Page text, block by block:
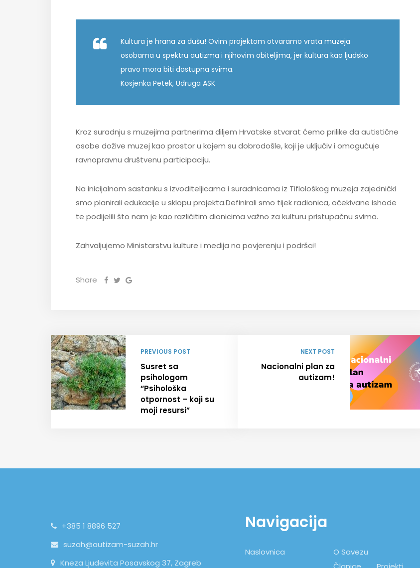
Kultura je hrana za dušu! Ovim projektom otvaramo vrata muzeja
osobama u spektru autizma i njihovim obiteljima, jer kultura kao ljudsko
pravo mora biti dostupna svima.
Kosjenka Petek, Udruga ASK
Kroz suradnju s muzejima partnerima diljem Hrvatske stvarat ćemo prilike da autistične
osobe dožive muzej kao prostor u kojem su dobrodošle, koji je uključiv i omogućuje
ravnopravnu društvenu participaciju.
Na inicijalnom sastanku s izvoditeljicama i suradnicama iz Tiflološkog muzeja zajednički
smo planirali edukacije u sklopu projekta.Definirali smo tijek radionica, očekivane ishode
te podijelili što nam je kao različitim dionicima važno za kulturu pristupačnu svima.
Zahvaljujemo Ministarstvu kulture i medija na povjerenju i podršci!
Share
PREVIOUS POST
Susret sa
psihologom
“Psihološka
otpornost – koji su
moji resursi”
NEXT POST
Nacionalni plan za
autizam!
+385 1 8896 527
suzah@autizam-suzah.hr
Kneza Ljudevita Posavskog 37, Zagreb
Navigacija
Naslovnica
O Savezu